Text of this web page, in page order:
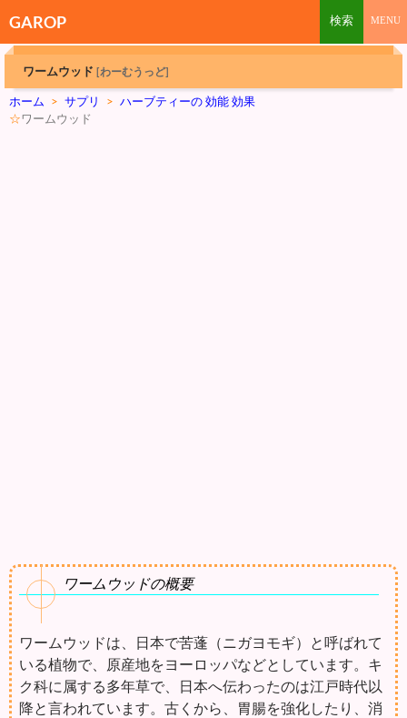
GAROP
ワームウッド [わーむうっど]
ホーム > サプリ > ハーブティーの 効能 効果
☆ワームウッド
ワームウッドの概要
ワームウッドは、日本で苦蓬（ニガヨモギ）と呼ばれて
いる植物で、原産地をヨーロッパなどとしています。キ
ク科に属する多年草で、日本へ伝わったのは江戸時代以
降と言われています。古くから、胃腸を強化したり、消